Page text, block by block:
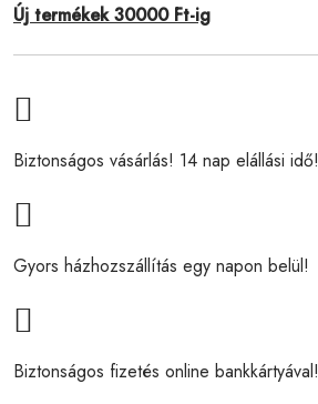
Új termékek 30000 Ft-ig
Biztonságos vásárlás! 14 nap elállási idő!
Gyors házhozszállítás egy napon belül!
Biztonságos fizetés online bankkártyával!